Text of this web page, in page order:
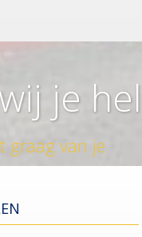
je
graag van je